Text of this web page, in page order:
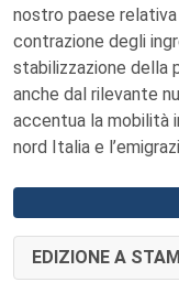
nostro paese
contrazione degli
stabilizzazione della
anche dal rilevante
accentua la mobilità
nord Italia e
EDIZIONE A